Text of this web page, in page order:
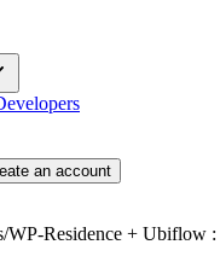
an account
/WP-Residence + Ubiflow :